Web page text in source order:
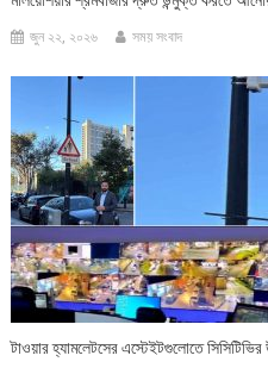
জুন ২২, ২০২৬ সময় সংবাদ
টাওয়ার হ্যামলেটসের এস্টেইটগুলোতে